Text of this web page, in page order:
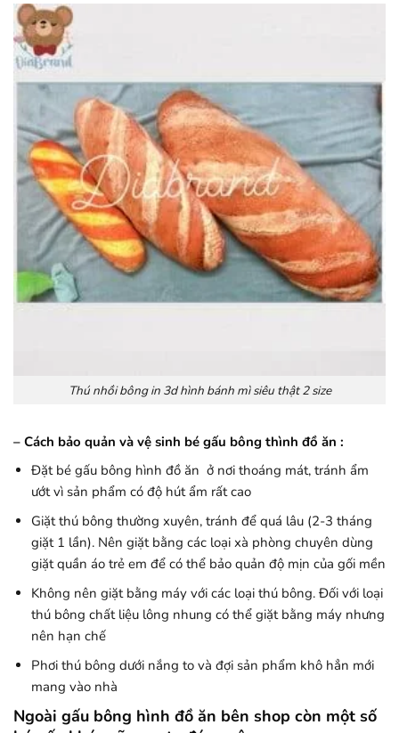
Thú nhồi bông in 3d hình bánh mì siêu thật 2 size
– Cách bảo quản và vệ sinh bé gấu bông thình đồ ăn :
Đặt bé gấu bông hình đồ ăn ở nơi thoáng mát, tránh ẩm
ướt vì sản phẩm có độ hút ẩm rất cao
Giặt thú bông thường xuyên, tránh để quá lâu (2-3 tháng
giặt 1 lần). Nên giặt bằng các loại xà phòng chuyên dùng
giặt quần áo trẻ em để có thể bảo quản độ mịn của gối mền
Không nên giặt bằng máy với các loại thú bông. Đối với loại
thú bông chất liệu lông nhung có thể giặt bằng máy nhưng
nên hạn chế
Phơi thú bông dưới nắng to và đợi sản phẩm khô hẳn mới
mang vào nhà
Ngoài gấu bông hình đồ ăn bên shop còn một số